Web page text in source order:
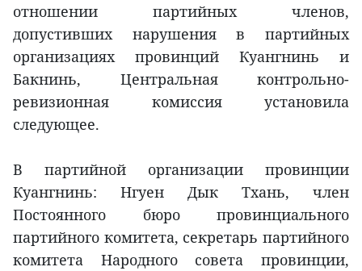
отношении партийных членов,
допустивших нарушения в партийных
организациях провинций Куангнинь и
Бакнинь, Центральная контрольно-
ревизионная комиссия установила
следующее.
В партийной организации провинции
Куангнинь: Нгуен Дык Тхань, член
Постоянного бюро провинциального
партийного комитета, секретарь партийного
комитета Народного совета провинции,